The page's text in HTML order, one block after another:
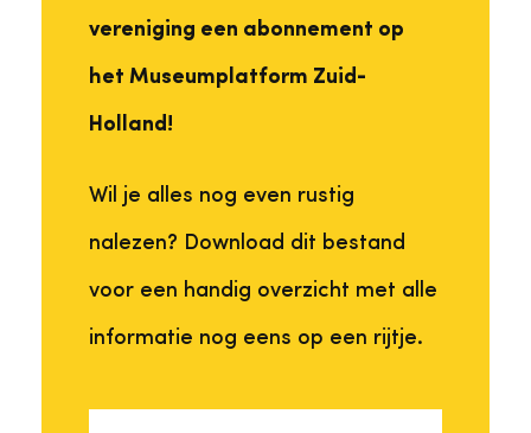
vereniging een abonnement op
het Museumplatform Zuid-
Holland!
Wil je alles nog even rustig
nalezen? Download dit bestand
voor een handig overzicht met alle
informatie nog eens op een rijtje.